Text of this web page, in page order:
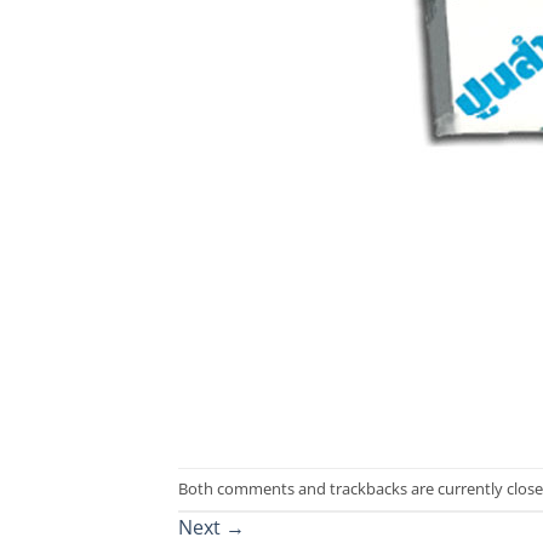
Both comments and trackbacks are currently
Next →